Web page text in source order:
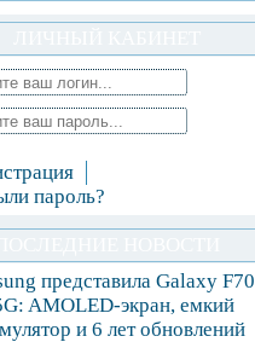
пароль?
представила Galaxy F70
AMOLED-экран, емкий
и 6 лет обновлений